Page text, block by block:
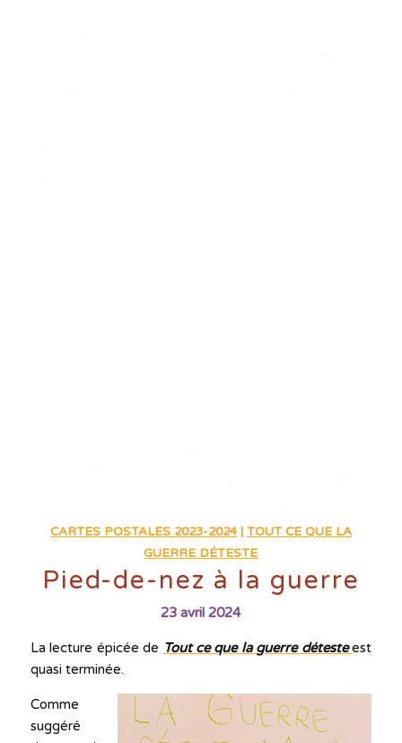
CARTES POSTALES 2023-2024| TOUT CE QUE LA
GUERRE DÉTESTE
Pied-de-nez à la guerre
23 avril 2024
La lecture épicée de Tout ce que la guerre déteste est
quasi terminée.
Comme
suggéré